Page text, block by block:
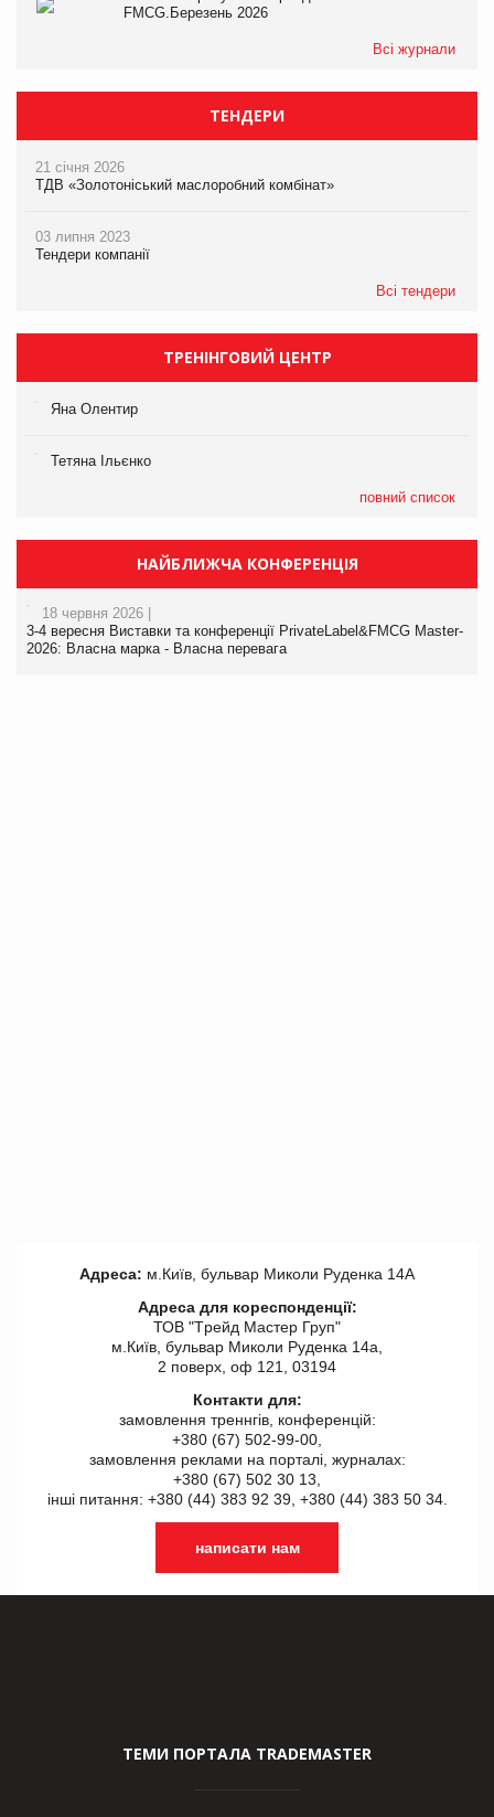
FMCG.Березень 2026
Всі журнали
ТЕНДЕРИ
21 січня 2026
ТДВ «Золотоніський маслоробний комбінат»
03 липня 2023
Тендери компанії
Всі тендери
ТРЕНІНГОВИЙ ЦЕНТР
Яна Олентир
Тетяна Ільєнко
повний список
НАЙБЛИЖЧА КОНФЕРЕНЦІЯ
18 червня 2026 |
3-4 вересня Виставки та конференції PrivateLabel&FMCG Master-
2026: Власна марка - Власна перевага
Адреса: м.Київ, бульвар Миколи Руденка 14А
Адреса для кореспонденції:
ТОВ "Tрейд Мастер Груп"
м.Київ, бульвар Миколи Руденка 14а,
2 поверх, оф 121, 03194
Контакти для:
замовлення треннгів, конференцій:
+380 (67) 502-99-00,
замовлення реклами на порталі, журналах:
+380 (67) 502 30 13,
інші питання: +380 (44) 383 92 39, +380 (44) 383 50 34.
написати нам
ТЕМИ ПОРТАЛА TRADEMASTER